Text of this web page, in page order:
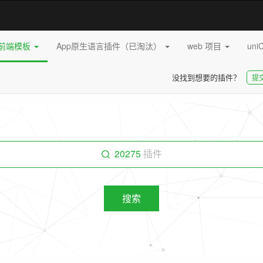
端模板 App原生语言插件（已淘汰） web 项目
没找到想要的插件？ 提
20275 插件
搜索